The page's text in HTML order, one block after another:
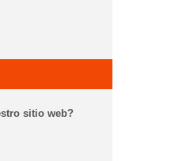
sitio web?